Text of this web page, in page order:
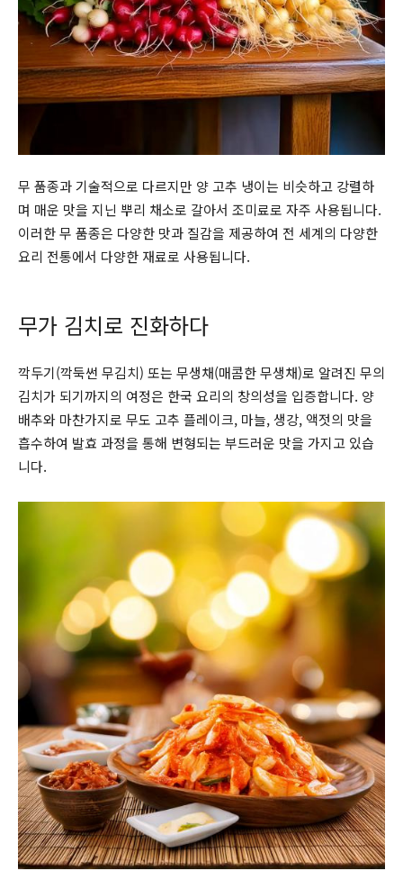
무 품종과 기술적으로 다르지만 양 고추 냉이는 비슷하고 강렬하
며 매운 맛을 지닌 뿌리 채소로 갈아서 조미료로 자주 사용됩니다.
이러한 무 품종은 다양한 맛과 질감을 제공하여 전 세계의 다양한
요리 전통에서 다양한 재료로 사용됩니다.
무가 김치로 진화하다
깍두기(깍둑썬 무김치) 또는 무생채(매콤한 무생채)로 알려진 무의
김치가 되기까지의 여정은 한국 요리의 창의성을 입증합니다. 양
배추와 마찬가지로 무도 고추 플레이크, 마늘, 생강, 액젓의 맛을
흡수하여 발효 과정을 통해 변형되는 부드러운 맛을 가지고 있습
니다.